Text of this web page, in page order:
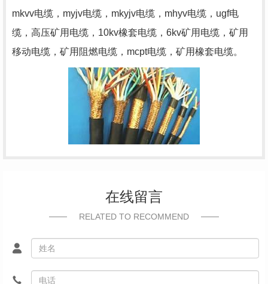
mkvv电缆，myjv电缆，mkyjv电缆，mhyv电缆，ugf电
缆，高压矿用电缆，10kv橡套电缆，6kv矿用电缆，矿用
移动电缆，矿用阻燃电缆，mcpt电缆，矿用橡套电缆。
在线留言
RELATED TO RECOMMEND